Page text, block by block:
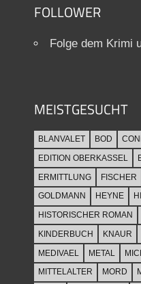
FOLLOWER
Folge dem Krimi
MEISTGESUCHT
BLANVALET BOD
EDITION OBERKASSEL
ERMITTLUNG
FISCHER
GOLDMANN
HEYNE
HISTORISCHER ROMAN
KINDERBUCH
KNAUR
MEDIVAEL
METAL
MITTELALTER
MORD